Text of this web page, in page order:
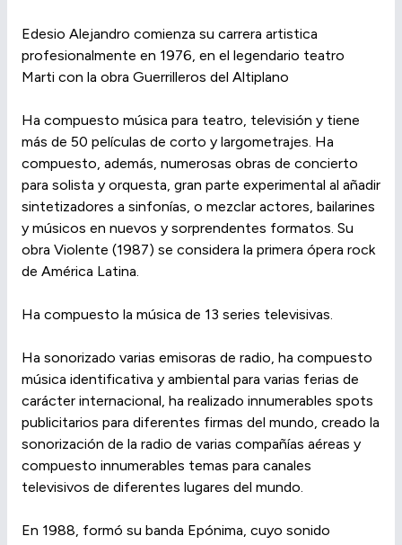
Edesio Alejandro comienza su carrera artistica
profesionalmente en 1976, en el legendario teatro
Marti con la obra Guerrilleros del Altiplano
Ha compuesto música para teatro, televisión y tiene
más de 50 películas de corto y largometrajes. Ha
compuesto, además, numerosas obras de concierto
para solista y orquesta, gran parte experimental al añadir
sintetizadores a sinfonías, o mezclar actores, bailarines
y músicos en nuevos y sorprendentes formatos. Su
obra Violente (1987) se considera la primera ópera rock
de América Latina.
Ha compuesto la música de 13 series televisivas.
Ha sonorizado varias emisoras de radio, ha compuesto
música identificativa y ambiental para varias ferias de
carácter internacional, ha realizado innumerables spots
publicitarios para diferentes firmas del mundo, creado la
sonorización de la radio de varias compañías aéreas y
compuesto innumerables temas para canales
televisivos de diferentes lugares del mundo.
En 1988, formó su banda Epónima, cuyo sonido